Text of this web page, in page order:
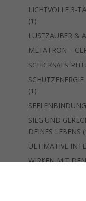
LICHTVOLLE 3-
1 1
Produkt
LUSTZAUBER &
METATRON –
SCHICKSALS-
1 1
Produkt
SIEG UND
DEINES LEBENS
ULTIMATIVE
WIRKEN MIT